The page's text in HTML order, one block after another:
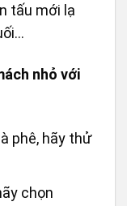
tấu mới lạ
nhỏ với
phê, hãy thử
chọn